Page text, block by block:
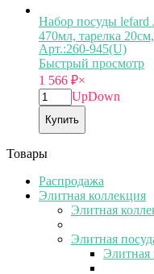
Набор посуды lefard
470мл, тарелка
Арт.:260-945(U)
Быстрый просмотр
1 566 ₽×
UpDown
Купить
Товары
Распродажа
Элитная коллекция
Элитная
Элитная
Элитная